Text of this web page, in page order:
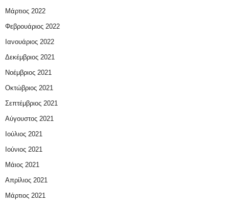
Μάρτιος 2022
Φεβρουάριος 2022
Ιανουάριος 2022
Δεκέμβριος 2021
Νοέμβριος 2021
Οκτώβριος 2021
Σεπτέμβριος 2021
Αύγουστος 2021
Ιούλιος 2021
Ιούνιος 2021
Μάιος 2021
Απρίλιος 2021
Μάρτιος 2021